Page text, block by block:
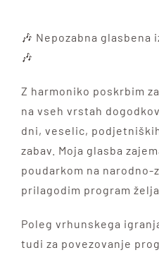
NOVICE
KONTAKT
🎶 Nepozabna glasbena
🎶
Z harmoniko poskrbim
na vseh vrstah
dni, veselic,
zabav. Moja glasba
poudarkom na narodno-
prilagodim program
Poleg vrhunskega
tudi za povezovanje